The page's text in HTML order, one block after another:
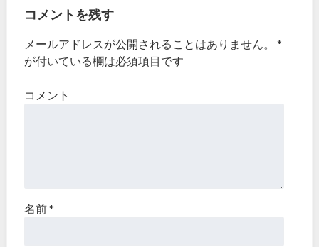
コメントを残す
メールアドレスが公開されることはありません。
*
が付いている欄は必須項目です
コメント
名前*